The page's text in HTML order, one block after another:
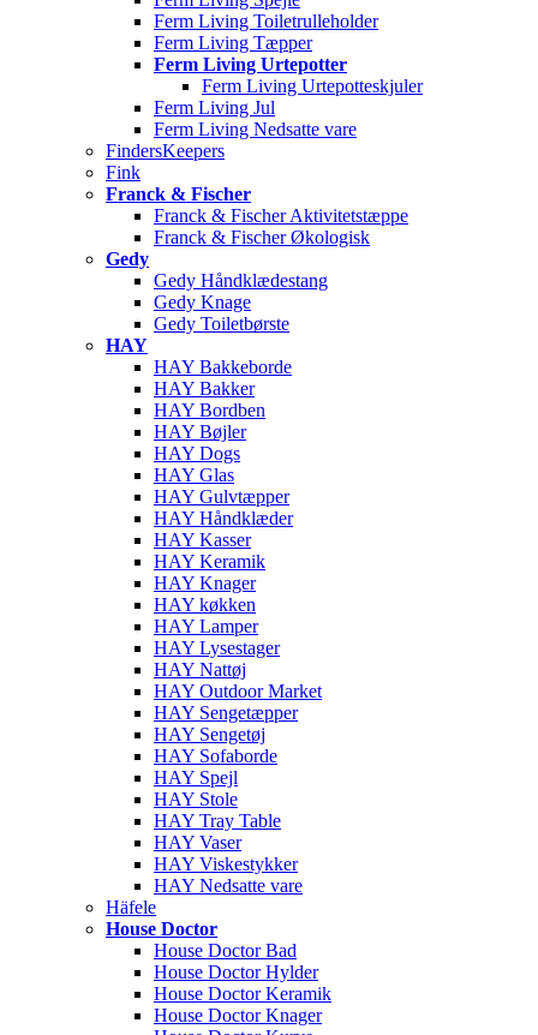
Ferm Living Toiletrulleholder
Ferm Living Tæpper
Ferm Living Urtepotter
Ferm Living Urtepotteskjuler
Ferm Living Jul
Ferm Living Nedsatte vare
FindersKeepers
Fink
Franck & Fischer
Franck & Fischer Aktivitetstæppe
Franck & Fischer Økologisk
Gedy
Gedy Håndklædestang
Gedy Knage
Gedy Toiletbørste
HAY
HAY Bakkeborde
HAY Bakker
HAY Bordben
HAY Bøjler
HAY Dogs
HAY Glas
HAY Gulvtæpper
HAY Håndklæder
HAY Kasser
HAY Keramik
HAY Knager
HAY køkken
HAY Lamper
HAY Lysestager
HAY Nattøj
HAY Outdoor Market
HAY Sengetæpper
HAY Sengetøj
HAY Sofaborde
HAY Spejl
HAY Stole
HAY Tray Table
HAY Vaser
HAY Viskestykker
HAY Nedsatte vare
Häfele
House Doctor
House Doctor Bad
House Doctor Hylder
House Doctor Keramik
House Doctor Knager